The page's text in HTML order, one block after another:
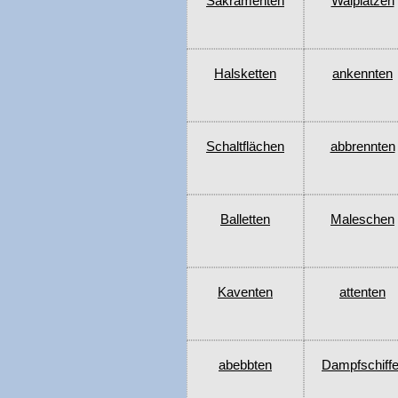
Halsketten ankennten
Schaltflächen abbrennten
Balletten Maleschen
Kaventen attenten
abebbten